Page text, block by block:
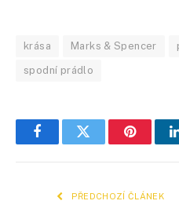
krása Marks & Spencer
spodní prádlo
FacebookTwitter Pinterest
PŘEDCHOZÍ ČLÁNEK